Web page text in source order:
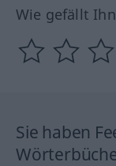
Wie gefällt
Sie haben